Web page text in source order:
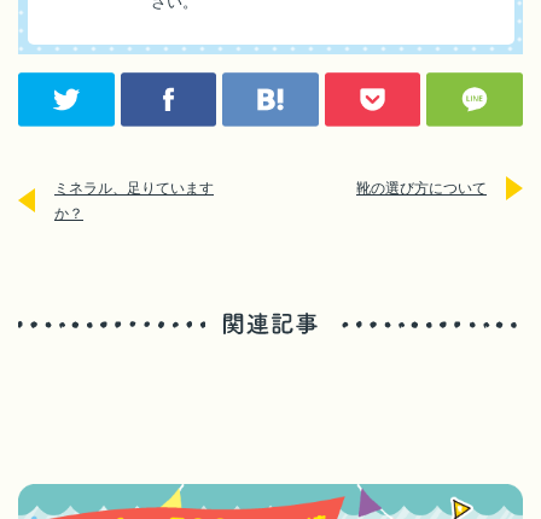
ミネラル、足りています
か？
靴の選び方について